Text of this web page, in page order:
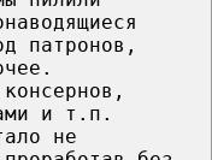
патронов,
и т.п.
не